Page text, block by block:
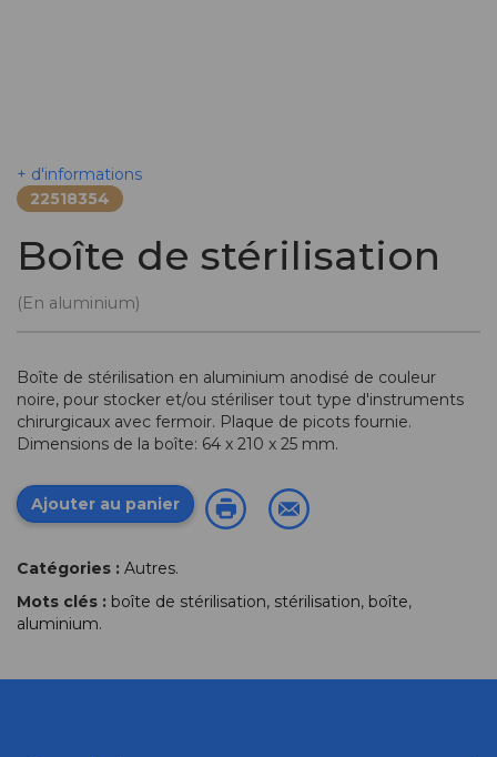
+ d'informations
22518354
Boîte de stérilisation
(En aluminium)
Boîte de stérilisation en aluminium anodisé de couleur
noire, pour stocker et/ou stériliser tout type d'instruments
chirurgicaux avec fermoir. Plaque de picots fournie.
Dimensions de la boîte: 64 x 210 x 25 mm.
Ajouter au panier
Catégories : Autres.
Mots clés : boîte de stérilisation, stérilisation, boîte,
aluminium.